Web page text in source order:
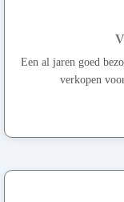
Een al jaren goed
verkopen